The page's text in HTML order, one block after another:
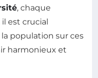
, chaque
est crucial
population sur ces
harmonieux et